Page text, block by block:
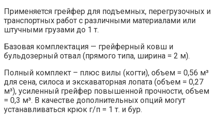
Применяется грейфер для подъемных, перегрузочных и
транспортных работ с различными материалами или
штучными грузами до 1 т.
Базовая комплектация — грейферный ковш и
бульдозерный отвал (прямого типа, ширина = 2 м).
Полный комплект – плюс вилы (когти), объем = 0,56 м³
для сена, силоса и экскаваторная лопата (объем = 0,27
м³), усиленный грейфер повышенной прочности, объем
= 0,3 м³. В качестве дополнительных опций могут
устанавливаться крюк г/п = 1 т. и бур.